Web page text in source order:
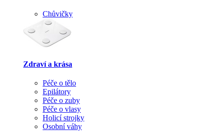
Chůvičky
Zdraví a krása
Péče o tělo
Epilátory
Péče o zuby
Péče o vlasy
Holicí strojky
Osobní váhy